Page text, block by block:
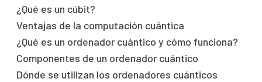
¿Qué es un cúbit?
Ventajas de la computación cuántica
¿Qué es un ordenador cuántico y cómo funciona?
Componentes de un ordenador cuántico
Dónde se utilizan los ordenadores cuánticos